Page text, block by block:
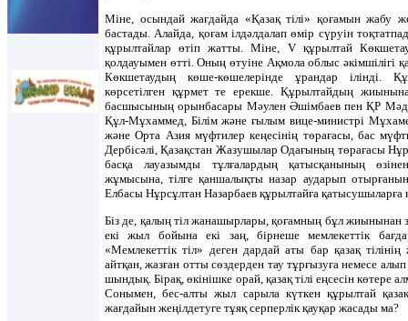
Міне, осындай жағдайда «Қазақ тілі» қоғамын жабу
бастады. Алайда, қоғам ілдәлдалап өмір сүруін
құрылтайлар өтіп жатты. Міне, V құрылтай
қолдауымен өтті. Оның өтуіне Ақмола облыс әкімшілігі
Көкшетаудың көше-көшелерінде ұрандар ілінді.
көрсетілген құрмет те ерекше. Құрылтайдың
басшысының орынбасары Мәулен Әшімбаев пен ҚР
Құл-Мұхаммед, Білім және ғылым вице-министрі
және Орта Азия мүфтилер кеңесінің төрағасы, бас
Дербісәлі, Қазақстан Жазушылар Одағының төрағасы
басқа лауазымды тұлғалардың қатысқанының
жұмысына, тілге қаншалықты назар аударып
Елбасы Нұрсұлтан Назарбаев құрылтайға
Біз де, қалың тіл жанашырлары, қоғамның бұл жиынынан
екі жыл бойына екі заң, бірнеше мемлекеттік
«Мемлекеттік тіл» деген дардай аты бар қазақ
айтқан, жазған отты сөздерден тау тұрғызуға немесе
шындық. Бірақ, өкінішке орай, қазақ тілі еңсесін көтере
Сонымен, бес-алты жыл сарыла күткен құрылтай қазақ
жағдайын жеңілдетуге тұяқ серперлік қауқар жасады ма?